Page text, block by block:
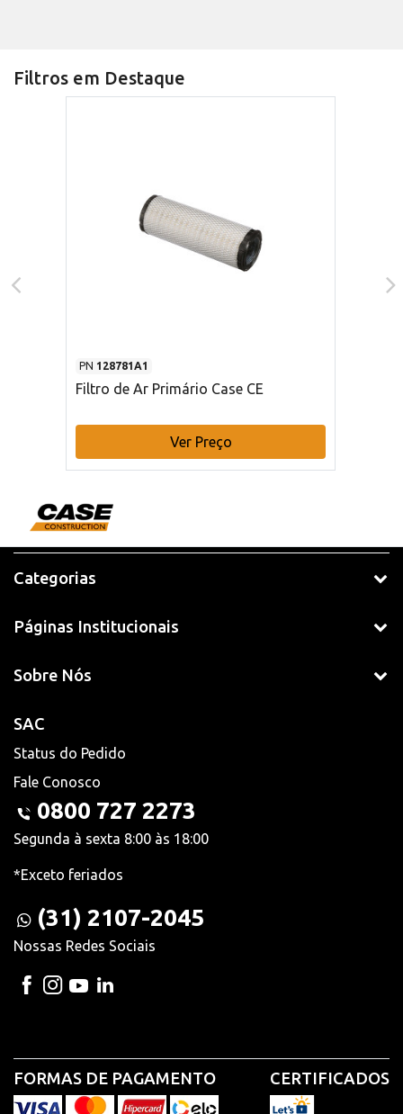
Filtros em Destaque
PN 128781A1
Filtro de Ar Primário Case CE
Ver Preço
Categorias
Páginas Institucionais
Sobre Nós
SAC
Status do Pedido
Fale Conosco
0800 727 2273
Segunda à sexta 8:00 às 18:00
*Exceto feriados
(31) 2107-2045
Nossas Redes Sociais
FORMAS DE PAGAMENTO CERTIFICADOS